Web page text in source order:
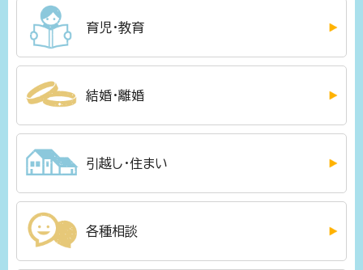
育児・教育
結婚・離婚
引越し・住まい
各種相談